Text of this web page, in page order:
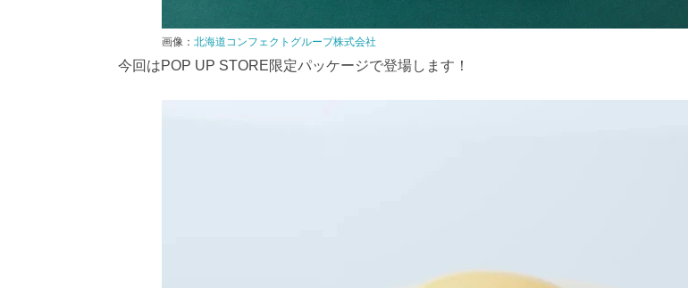
画像： 北海道コンフェクトグループ株式会社
今回はPOP UP STORE限定パッケージで登場します！